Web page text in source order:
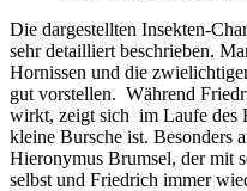
Die dargestellten Insekten-
sehr detailliert beschrieben.
Hornissen und die
gut vorstellen. Während
wirkt, zeigt sich im Laufe des
kleine Bursche ist. Besonders
Hieronymus Brumsel, der mit
selbst und Friedrich immer